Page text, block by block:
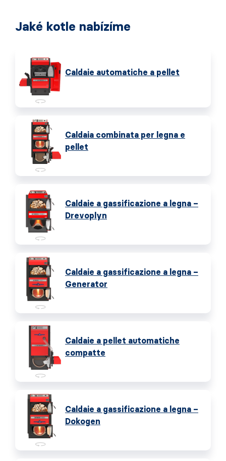
Jaké kotle nabízíme
Caldaie automatiche a pellet
Caldaia combinata per legna e
pellet
Caldaie a gassificazione a legna –
Drevoplyn
Caldaie a gassificazione a legna –
Generator
Caldaie a pellet automatiche
compatte
Caldaie a gassificazione a legna –
Dokogen